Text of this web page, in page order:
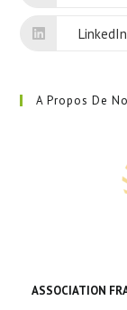
LinkedIn
A Propos De
ASSOCIATION